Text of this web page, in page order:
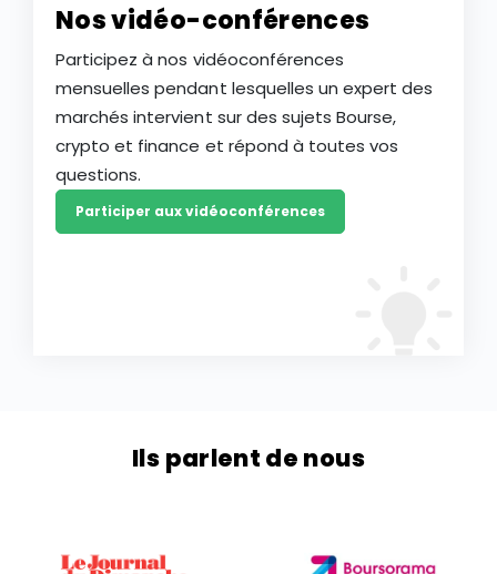
Nos vidéo-conférences
Participez à nos vidéoconférences
mensuelles pendant lesquelles un expert des
marchés intervient sur des sujets Bourse,
crypto et finance et répond à toutes vos
questions.
Participer aux vidéoconférences
Ils parlent de nous